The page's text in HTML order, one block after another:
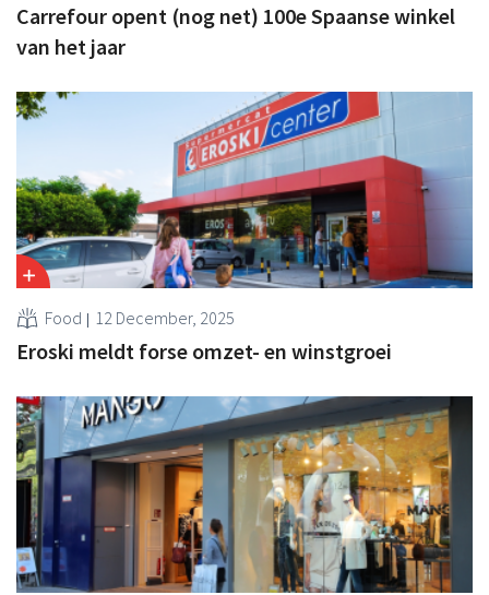
Carrefour opent (nog net) 100e Spaanse winkel
van het jaar
Food 12 December, 2025
Eroski meldt forse omzet- en winstgroei